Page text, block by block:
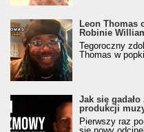
Leon Thomas
Robinie
Tegoroczny
Thomas w
Jak się
produkcji
Pierwszy raz